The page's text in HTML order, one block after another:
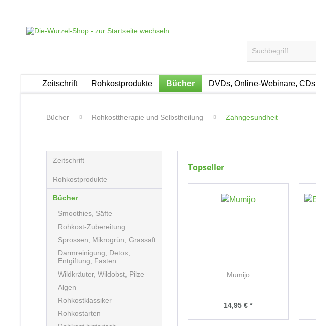
Zeitschrift Rohkostprodukte Bücher DVDs, Online-Webinare, CDs
Bücher Rohkosttherapie und Selbstheilung Zahngesundheit
Zeitschrift
Rohkostprodukte
Bücher
Smoothies, Säfte
Rohkost-Zubereitung
Sprossen, Mikrogrün, Grassaft
Darmreinigung, Detox,
Entgiftung, Fasten
Wildkräuter, Wildobst, Pilze
Algen
Rohkostklassiker
Rohkostarten
Topseller
Mumijo
14,95 € *